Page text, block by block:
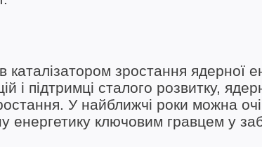
каталізатором зростання ядерної
і підтримці сталого розвитку,
У найближчі роки можна
енергетику ключовим гравцем у